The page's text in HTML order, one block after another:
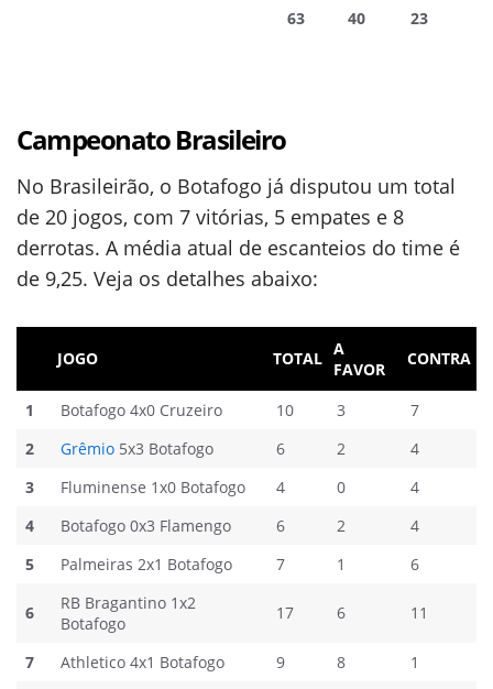
63
40 23
Campeonato Brasileiro
No Brasileirão, o Botafogo já disputou um total
de 20 jogos, com 7 vitórias, 5 empates e 8
derrotas. A média atual de escanteios do time é
de 9,25. Veja os detalhes abaixo:
JOGO TOTAL A
FAVOR
CONTRA
1 Botafogo 4x0 Cruzeiro 10 3
7
2
Grêmio 5x3 Botafogo 6 2
4
3
Fluminense 1x0 Botafogo 4 0
4
4
Botafogo 0x3 Flamengo 6 2
4
5
Palmeiras 2x1 Botafogo 7 1 6
6
RB Bragantino 1x2
Botafogo
17 6 11
7 Athletico 4x1 Botafogo 9 8
1